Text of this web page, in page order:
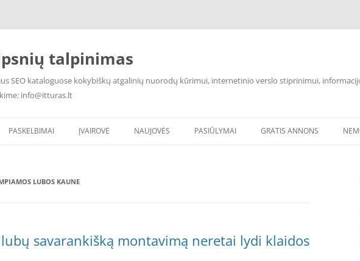
talpinimas
SEO kataloguose kokybiškų atgalinių nuorodų kūrimui, internetinio verslo stiprinimui,
info@itturas.lt
PASKELBIMAI ĮVAIROVĖ NAUJOVĖS PASIŪLYMAI GRATIS ANNONS
LUBOS KAUNE
savarankišką montavimą neretai lydi klaidos